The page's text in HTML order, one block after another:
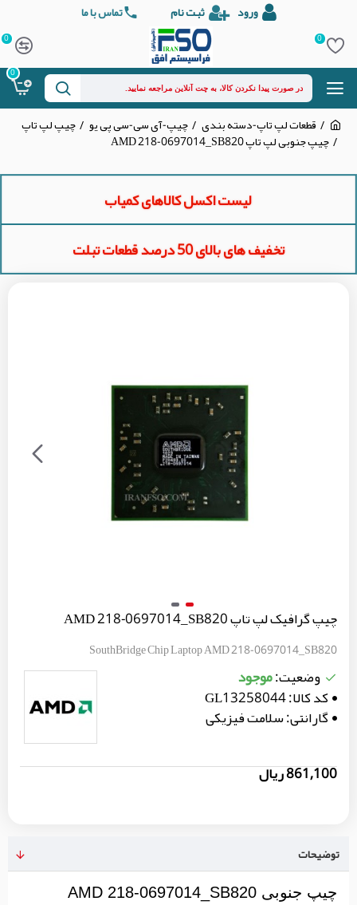
ورود ثبت نام تماس با ما
0
0
0
قطعات لپ تاپ-دسته بندی چیپ-آی سی-سی پی یو چیپ لپ تاپ
چیپ جنوبی لپ تاپ AMD 218-0697014_SB820
لیست اکسل کالاهای کمیاب
تخفیف های بالای 50 درصد قطعات تبلت
چیپ گرافیک لپ تاپ AMD 218-0697014_SB820
SouthBridge Chip Laptop AMD 218-0697014_SB820
وضعیت:موجود
کد کالا:GL13258044
گارانتی:سلامت فیزیکی
861,100 ریال
توضیحات
چیپ جنوبی AMD 218-0697014_SB820